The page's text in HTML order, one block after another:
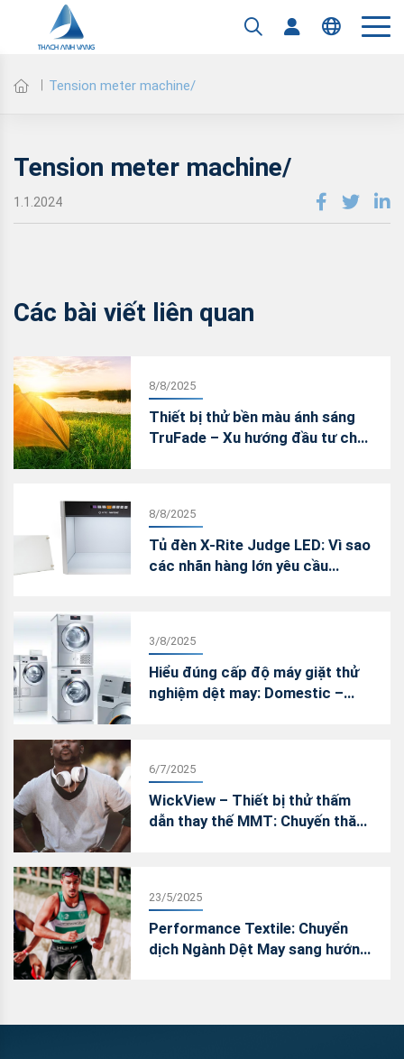
Tension meter machine/
Tension meter machine/
1.1.2024
Các bài viết liên quan
8/8/2025
Thiết bị thử bền màu ánh sáng
TruFade – Xu hướng đầu tư cho
8/8/2025
Tủ đèn X-Rite Judge LED: Vì sao
các nhãn hàng lớn yêu cầu
3/8/2025
Hiểu đúng cấp độ máy giặt thử
nghiệm dệt may: Domestic –
6/7/2025
WickView – Thiết bị thử thấm
dẫn thay thế MMT: Chuyến thăm
23/5/2025
Performance Textile: Chuyển
dịch Ngành Dệt May sang hướng